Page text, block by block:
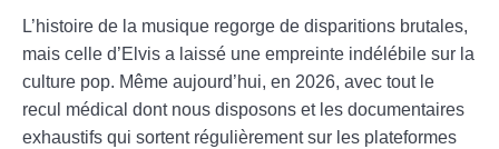
L’histoire de la musique regorge de disparitions brutales,
mais celle d’Elvis a laissé une empreinte indélébile sur la
culture pop. Même aujourd’hui, en 2026, avec tout le
recul médical dont nous disposons et les documentaires
exhaustifs qui sortent régulièrement sur les plateformes